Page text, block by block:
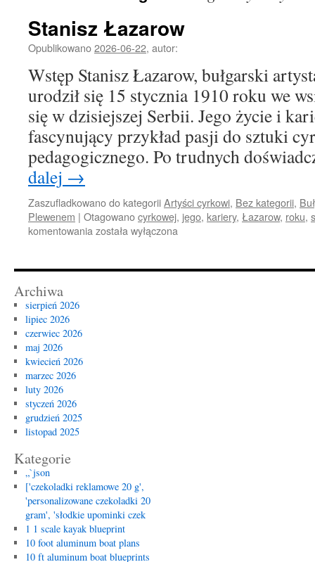
Stanisz Łazarow
Opublikowano2026-06-22, autor:
Wstęp Stanisz Łazarow, bułgarski
urodził się 15 stycznia 1910 roku we
się w dzisiejszej Serbii. Jego życie i
fascynujący przykład pasji do sztuki
pedagogicznego. Po trudnych
dalej →
Zaszufladkowano do kategoriiArtyści cyrkowi, Bez kategorii,
Plewenem | Otagowanocyrkowej, jego, kariery, Łazarow, roku,
komentowania Stanisz
została wyłączona
Archiwa
sierpień 2026
lipiec 2026
czerwiec 2026
maj 2026
kwiecień 2026
marzec 2026
luty 2026
styczeń 2026
grudzień 2025
listopad 2025
Kategorie
„`json
['czekoladki reklamowe 20 g',
'personalizowane czekoladki 20
gram', 'słodkie upominki czek
1 1 scale kayak blueprint
10 foot aluminum boat plans
10 ft aluminum boat blueprints